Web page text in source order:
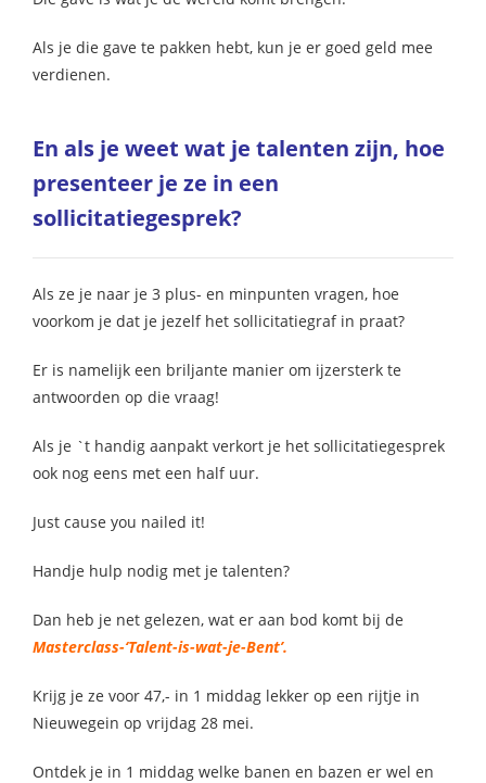
Als je die gave te pakken hebt, kun je er goed geld mee
verdienen.
En als je weet wat je talenten zijn, hoe
presenteer je ze in een
sollicitatiegesprek?
Als ze je naar je 3 plus- en minpunten vragen, hoe
voorkom je dat je jezelf het sollicitatiegraf in praat?
Er is namelijk een briljante manier om ijzersterk te
antwoorden op die vraag!
Als je `t handig aanpakt verkort je het sollicitatiegesprek
ook nog eens met een half uur.
Just cause you nailed it!
Handje hulp nodig met je talenten?
Dan heb je net gelezen, wat er aan bod komt bij de
Masterclass-‘Talent-is-wat-je-Bent’.
Krijg je ze voor 47,- in 1 middag lekker op een rijtje in
Nieuwegein op vrijdag 28 mei.
Ontdek je in 1 middag welke banen en bazen er wel en